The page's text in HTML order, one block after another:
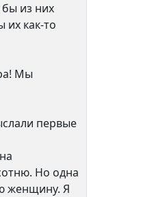
из них
их как-то
Мы
первые
Но одна
женщину. Я